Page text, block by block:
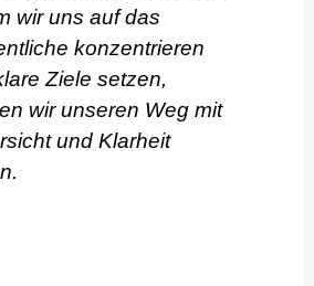
wir uns auf das
konzentrieren
Ziele setzen,
wir unseren Weg mit
und Klarheit